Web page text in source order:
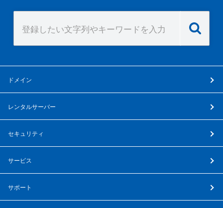
ドメイン
レンタルサーバー
セキュリティ
サービス
サポート